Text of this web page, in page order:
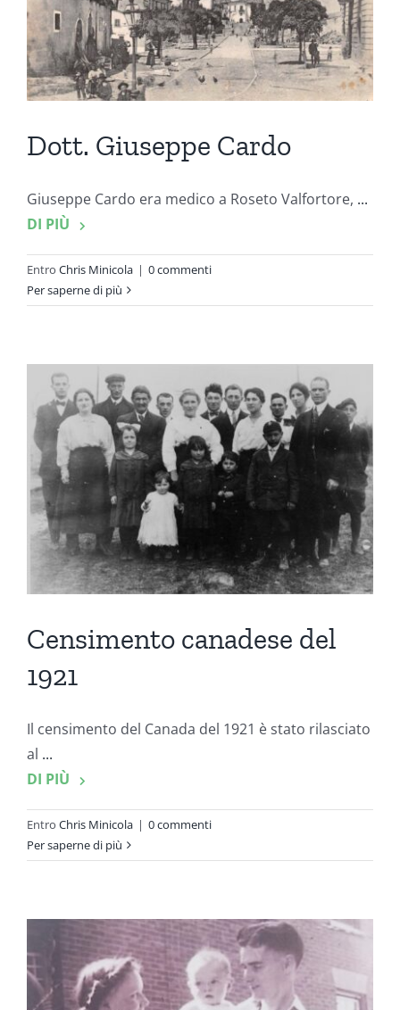
Dott. Giuseppe Cardo
Giuseppe Cardo era medico a Roseto Valfortore, ...
DI PIÙ
Entro Chris Minicola | 0 commenti
Per saperne di più
Censimento canadese del
1921
Il censimento del Canada del 1921 è stato rilasciato
al ...
DI PIÙ
Entro Chris Minicola | 0 commenti
Per saperne di più